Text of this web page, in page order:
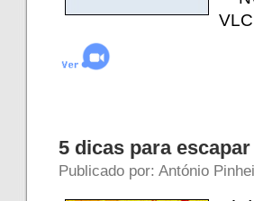
VLC
5 dicas para
Publicado por: António